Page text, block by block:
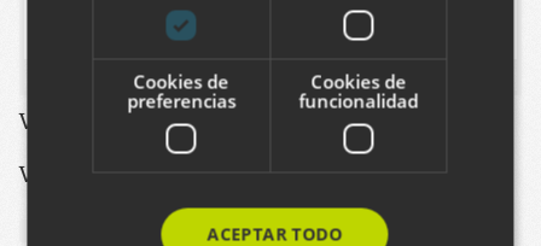
Ver este proyecto:
http://udalekin.eus/
Vea otros proyectos de este estilo
EADMINISTRACION
Cookies de
preferencias
Cookies de
funcionalidad
ACEPTAR TODO